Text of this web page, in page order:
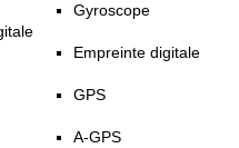
Gyroscope
Empreinte digitale
GPS
A-GPS